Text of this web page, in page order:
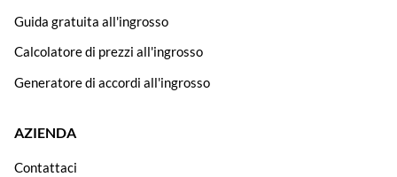
Guida gratuita all'ingrosso
Calcolatore di prezzi all'ingrosso
Generatore di accordi all'ingrosso
AZIENDA
Contattaci